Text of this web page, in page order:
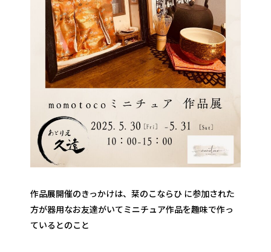
作品展開催のきっかけは、栞のこならひ に参加された
方が器用なお友達がいてミニチュア作品を趣味で作っ
ているとのこと